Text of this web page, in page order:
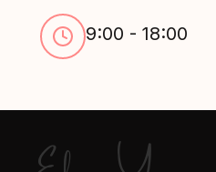
9:00 - 18:00